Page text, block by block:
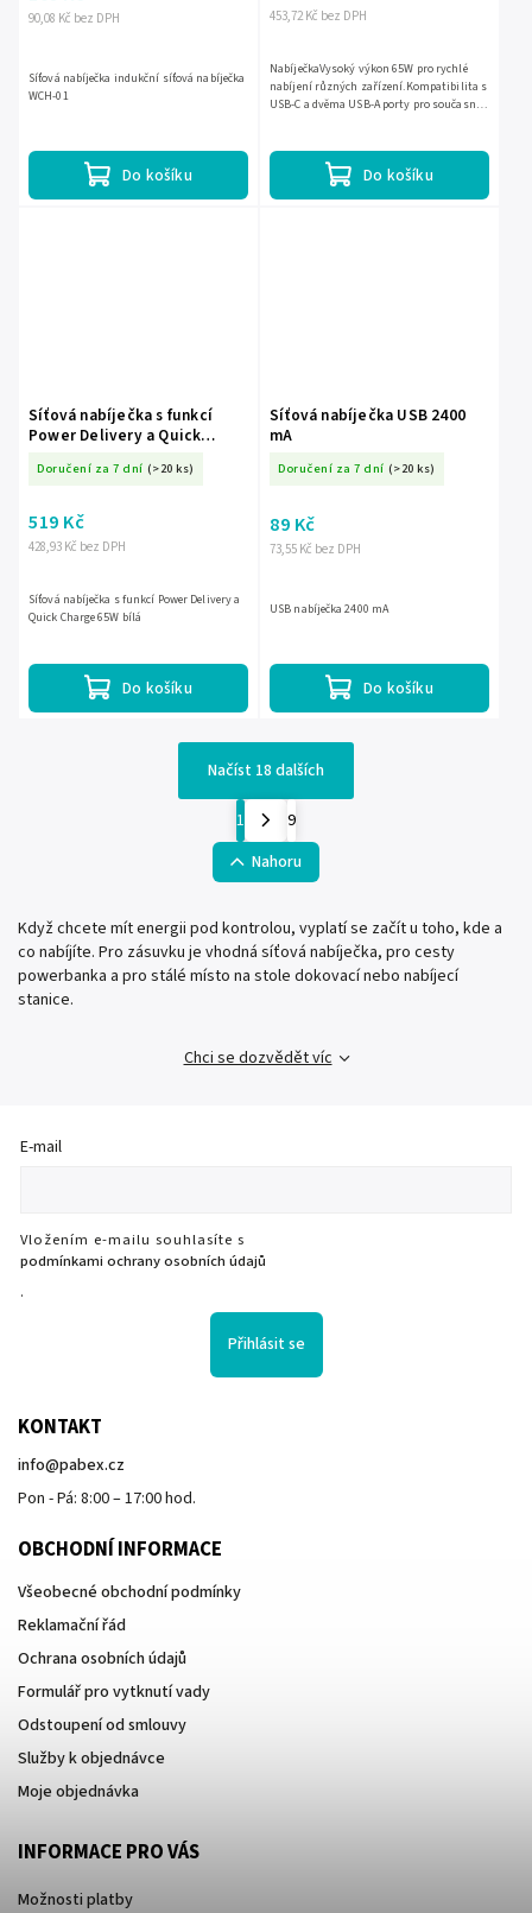
90,08 Kč bez DPH
Do košíku
Síťová nabíječka indukční síťová nabíječka
WCH-01
453,72 Kč bez DPH
Do košíku
NabíječkaVysoký výkon 65W pro rychlé
nabíjení různých zařízení.Kompatibilita s
USB-C a dvěma USB-A porty pro současné
Síťová nabíječka s funkcí
Power Delivery a Quick
Doručení za 7 dní (>20 ks)
428,93 Kč bez DPH
519 Kč
Do košíku
Síťová nabíječka s funkcí Power Delivery a
Quick Charge 65W bílá
Síťová nabíječka USB 2400
mA
Doručení za 7 dní (>20 ks)
73,55 Kč bez DPH
89 Kč
Do košíku
USB nabíječka 2400 mA
Načíst 18 dalších
1
9
Nahoru
Když chcete mít energii pod kontrolou, vyplatí se začít u toho, kde a
co nabíjíte. Pro zásuvku je vhodná síťová nabíječka, pro cesty
powerbanka a pro stálé místo na stole dokovací nebo nabíjecí
stanice.
Chci se dozvědět víc
E-mail
Vložením e-mailu souhlasíte s
podmínkami ochrany osobních údajů
.
Přihlásit se
KONTAKT
info@pabex.cz
Pon - Pá: 8:00 – 17:00 hod.
OBCHODNÍ INFORMACE
Všeobecné obchodní podmínky
Reklamační řád
Ochrana osobních údajů
Formulář pro vytknutí vady
Odstoupení od smlouvy
Služby k objednávce
Moje objednávka
INFORMACE PRO VÁS
Možnosti platby